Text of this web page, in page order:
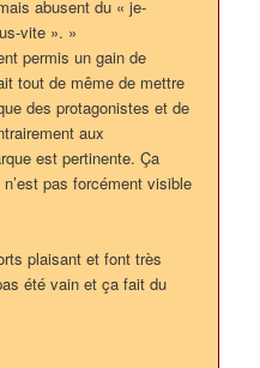
abusent du « je-
vite ». »
permis un gain de
tout de même de mettre
des protagonistes et de
aux
est pertinente. Ça
pas forcément visible
plaisant et font très
été vain et ça fait du